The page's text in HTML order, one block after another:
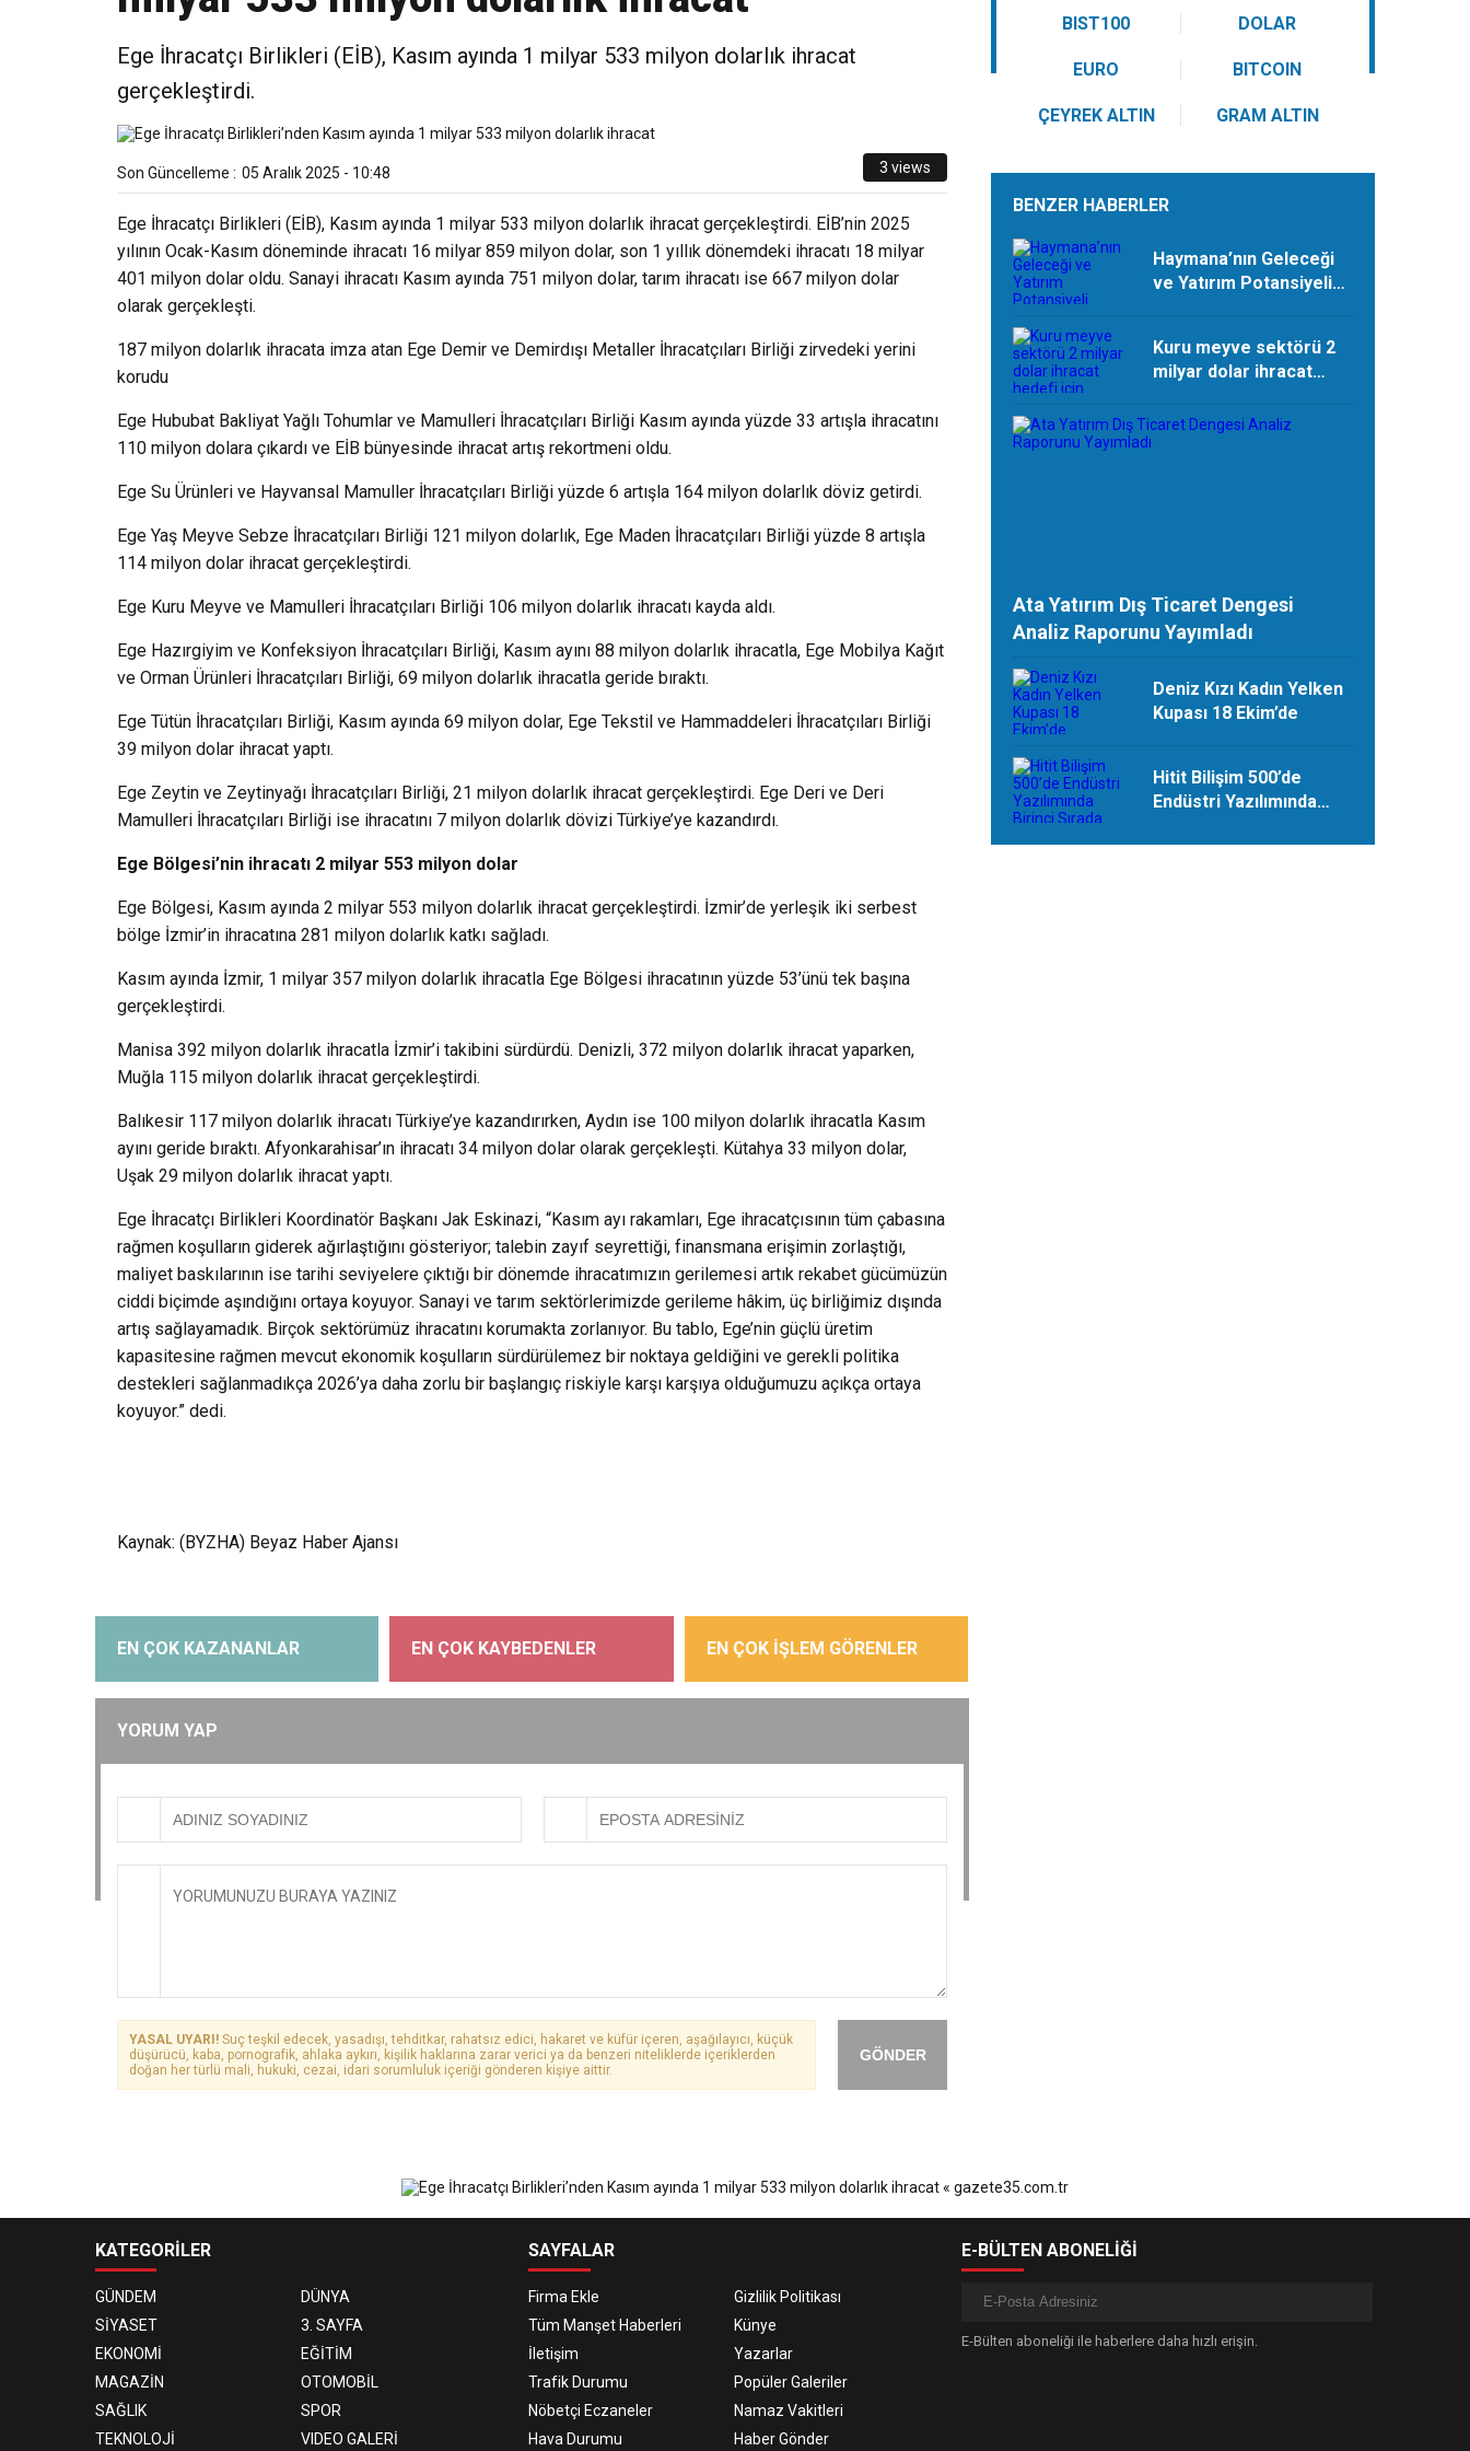
Ege İhracatçı Birlikleri (EİB), Kasım ayında 1 milyar 533 milyon dolarlık ihracat
gerçekleştirdi.
Son Güncelleme : 05 Aralık 2025 - 10:48 3 views
Ege İhracatçı Birlikleri (EİB), Kasım ayında 1 milyar 533 milyon dolarlık ihracat gerçekleştirdi. EİB’nin 2025
yılının Ocak-Kasım döneminde ihracatı 16 milyar 859 milyon dolar, son 1 yıllık dönemdeki ihracatı 18 milyar
401 milyon dolar oldu. Sanayi ihracatı Kasım ayında 751 milyon dolar, tarım ihracatı ise 667 milyon dolar
olarak gerçekleşti.
187 milyon dolarlık ihracata imza atan Ege Demir ve Demirdışı Metaller İhracatçıları Birliği zirvedeki yerini
korudu
Ege Hububat Bakliyat Yağlı Tohumlar ve Mamulleri İhracatçıları Birliği Kasım ayında yüzde 33 artışla ihracatını
110 milyon dolara çıkardı ve EİB bünyesinde ihracat artış rekortmeni oldu.
Ege Su Ürünleri ve Hayvansal Mamuller İhracatçıları Birliği yüzde 6 artışla 164 milyon dolarlık döviz getirdi.
Ege Yaş Meyve Sebze İhracatçıları Birliği 121 milyon dolarlık, Ege Maden İhracatçıları Birliği yüzde 8 artışla
114 milyon dolar ihracat gerçekleştirdi.
Ege Kuru Meyve ve Mamulleri İhracatçıları Birliği 106 milyon dolarlık ihracatı kayda aldı.
Ege Hazırgiyim ve Konfeksiyon İhracatçıları Birliği, Kasım ayını 88 milyon dolarlık ihracatla, Ege Mobilya Kağıt
ve Orman Ürünleri İhracatçıları Birliği, 69 milyon dolarlık ihracatla geride bıraktı.
Ege Tütün İhracatçıları Birliği, Kasım ayında 69 milyon dolar, Ege Tekstil ve Hammaddeleri İhracatçıları Birliği
39 milyon dolar ihracat yaptı.
Ege Zeytin ve Zeytinyağı İhracatçıları Birliği, 21 milyon dolarlık ihracat gerçekleştirdi. Ege Deri ve Deri
Mamulleri İhracatçıları Birliği ise ihracatını 7 milyon dolarlık dövizi Türkiye’ye kazandırdı.
Ege Bölgesi’nin ihracatı 2 milyar 553 milyon dolar
Ege Bölgesi, Kasım ayında 2 milyar 553 milyon dolarlık ihracat gerçekleştirdi. İzmir’de yerleşik iki serbest
bölge İzmir’in ihracatına 281 milyon dolarlık katkı sağladı.
Kasım ayında İzmir, 1 milyar 357 milyon dolarlık ihracatla Ege Bölgesi ihracatının yüzde 53’ünü tek başına
gerçekleştirdi.
Manisa 392 milyon dolarlık ihracatla İzmir’i takibini sürdürdü. Denizli, 372 milyon dolarlık ihracat yaparken,
Muğla 115 milyon dolarlık ihracat gerçekleştirdi.
Balıkesir 117 milyon dolarlık ihracatı Türkiye’ye kazandırırken, Aydın ise 100 milyon dolarlık ihracatla Kasım
ayını geride bıraktı. Afyonkarahisar’ın ihracatı 34 milyon dolar olarak gerçekleşti. Kütahya 33 milyon dolar,
Uşak 29 milyon dolarlık ihracat yaptı.
Ege İhracatçı Birlikleri Koordinatör Başkanı Jak Eskinazi, “Kasım ayı rakamları, Ege ihracatçısının tüm çabasına
rağmen koşulların giderek ağırlaştığını gösteriyor; talebin zayıf seyrettiği, finansmana erişimin zorlaştığı,
maliyet baskılarının ise tarihi seviyelere çıktığı bir dönemde ihracatımızın gerilemesi artık rekabet gücümüzün
ciddi biçimde aşındığını ortaya koyuyor. Sanayi ve tarım sektörlerimizde gerileme hâkim, üç birliğimiz dışında
artış sağlayamadık. Birçok sektörümüz ihracatını korumakta zorlanıyor. Bu tablo, Ege’nin güçlü üretim
kapasitesine rağmen mevcut ekonomik koşulların sürdürülemez bir noktaya geldiğini ve gerekli politika
destekleri sağlanmadıkça 2026’ya daha zorlu bir başlangıç riskiyle karşı karşıya olduğumuzu açıkça ortaya
koyuyor.” dedi.
Kaynak: (BYZHA) Beyaz Haber Ajansı
EN ÇOK KAZANANLAR EN ÇOK KAYBEDENLER EN ÇOK İŞLEM GÖRENLER
YORUM YAP
GÖNDER
YASAL UYARI! Suç teşkil edecek, yasadışı, tehditkar, rahatsız edici, hakaret ve küfür içeren, aşağılayıcı, küçük
düşürücü, kaba, pornografik, ahlaka aykırı, kişilik haklarına zarar verici ya da benzeri niteliklerde içeriklerden
doğan her türlü mali, hukuki, cezai, idari sorumluluk içeriği gönderen kişiye aittir.
BIST100 DOLAR
EURO BITCOIN
ÇEYREK ALTIN GRAM ALTIN
BENZER HABERLER
Haymana’nın Geleceği
ve Yatırım Potansiyeli
Kuru meyve sektörü 2
milyar dolar ihracat
destek istedi
Ata Yatırım Dış Ticaret Dengesi
Analiz Raporunu Yayımladı
Deniz Kızı Kadın Yelken
Kupası 18 Ekim’de
Hitit Bilişim 500’de
Endüstri Yazılımında
KATEGORİLER
GÜNDEM
DÜNYA
SİYASET
3. SAYFA
EKONOMİ
EĞİTİM
MAGAZİN
OTOMOBİL
SAĞLIK
SPOR
TEKNOLOJİ
VIDEO GALERİ
SAYFALAR
Firma Ekle
Gizlilik Politikası
Tüm Manşet Haberleri
Künye
İletişim
Yazarlar
Trafik Durumu
Popüler Galeriler
Nöbetçi Eczaneler
Namaz Vakitleri
Hava Durumu
Haber Gönder
E-BÜLTEN ABONELİĞİ
E-Bülten aboneliği ile haberlere daha hızlı erişin.